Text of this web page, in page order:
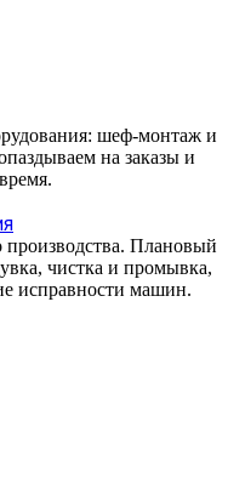
шеф-монтаж и
на заказы и
Плановый
чистка и промывка,
исправности машин.